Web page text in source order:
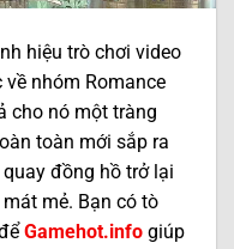
hiệu trò chơi video
nhóm Romance
cho nó một tràng
toàn mới sắp ra
đồng hồ trở lại
mẻ. Bạn có tò
Gamehot.info giúp